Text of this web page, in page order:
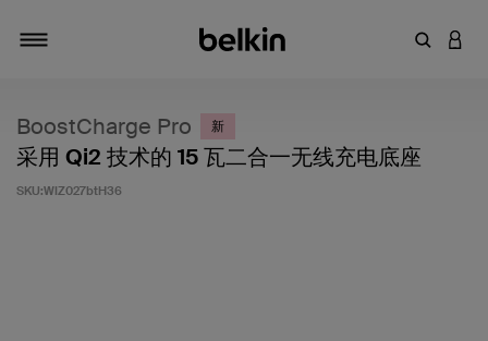
输入关键
登录
BoostCharge Pro 新
采用 Qi2 技术的 15 瓦二合一无线充电底座
SKU:WIZ027btH36